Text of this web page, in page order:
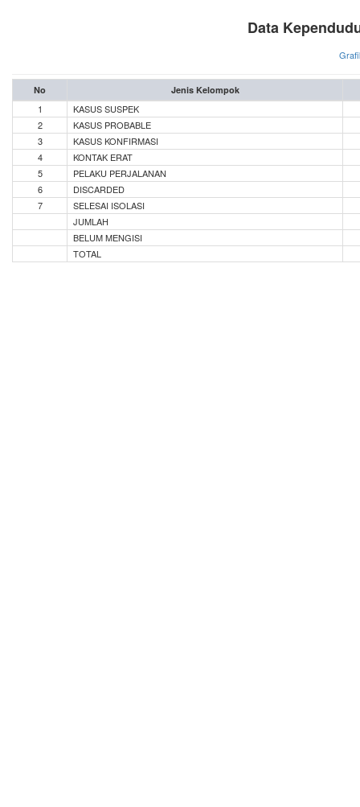
Data
No Jenis Kelompok
1
KASUS SUSPEK
2
KASUS PROBABLE
3
KASUS KONFIRMASI
4
KONTAK ERAT
5
PELAKU PERJALANAN
6
DISCARDED
7
SELESAI ISOLASI
JUMLAH
BELUM MENGISI
TOTAL